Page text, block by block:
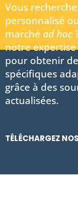
Vous
personnalisé
marché ad hoc
notre
pour obtenir
spécifiques
grâce à des
actualisées.
TÉLÉCHARGEZ